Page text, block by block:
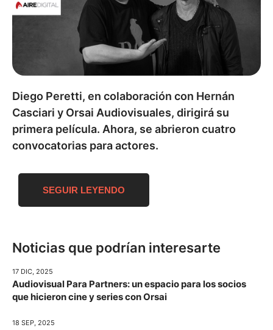
Diego Peretti, en colaboración con Hernán
Casciari y Orsai Audiovisuales, dirigirá su
primera película. Ahora, se abrieron cuatro
convocatorias para actores.
SEGUIR LEYENDO
Noticias que podrían interesarte
17 DIC, 2025
Audiovisual Para Partners: un espacio para los socios
que hicieron cine y series con Orsai
18 SEP, 2025